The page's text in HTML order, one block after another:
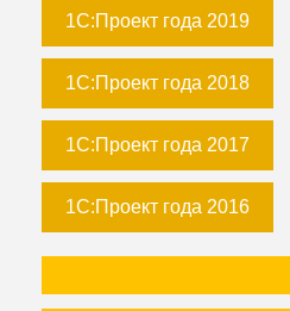
1С:Проект года 2019
1С:Проект года 2018
1С:Проект года 2017
1С:Проект года 2016